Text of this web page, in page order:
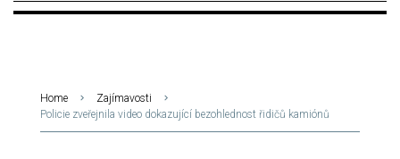
Home
Zajímavosti
Policie zveřejnila video dokazující bezohlednost řidičů kamiónů